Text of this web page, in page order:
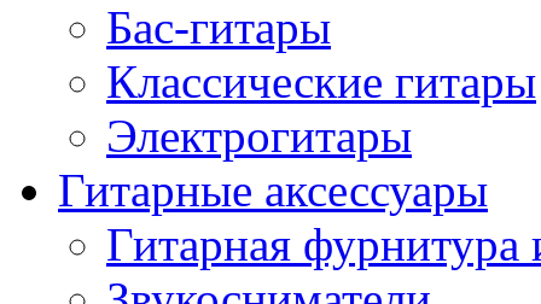
Бас-гитары
Классические гитары
Электрогитары
Гитарные аксессуары
Гитарная фурнитура